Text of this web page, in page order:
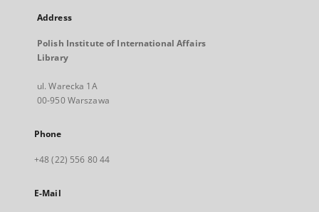
Address
Polish Institute of International Affairs
Library
ul. Warecka 1A
00-950 Warszawa
Phone
+48 (22) 556 80 44
E-Mail